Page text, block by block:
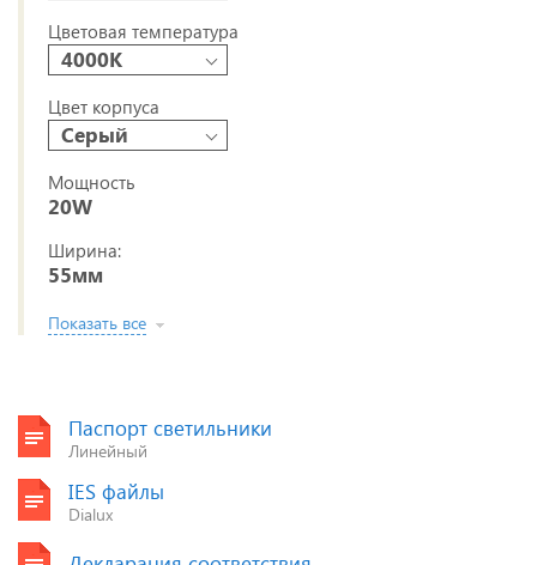
Цветовая температура
4000К
Цвет корпуса
Серый
Мощность
20W
Ширина:
55мм
Показать все
Паспорт светильники
Линейный
IES файлы
Dialux